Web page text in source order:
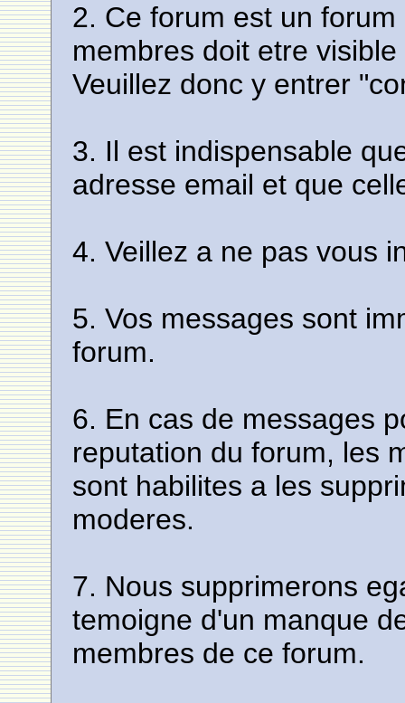
2. Ce forum est un
membres doit etre
Veuillez donc y entrer
3. Il est indispensable
adresse email et que
4. Veillez a ne pas vous
5. Vos messages sont
forum.
6. En cas de messages
reputation du forum, les
sont habilites a les
moderes.
7. Nous supprimerons
temoigne d'un manque
membres de ce forum.